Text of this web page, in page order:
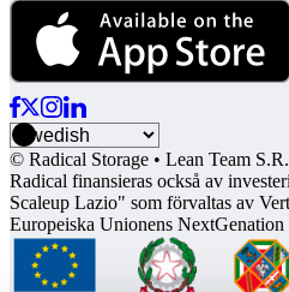
© Radical Storage • Lean Team
Radical finansieras också av
Scaleup Lazio" som förvaltas av
Europeiska Unionens